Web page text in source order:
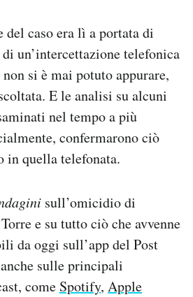
del caso era lì a portata di
un’intercettazione telefonica
si è mai potuto appurare,
E le analisi su alcuni
nel tempo a più
confermarono ciò
in quella telefonata.
sull’omicidio di
e su tutto ciò che avvenne
da oggi sull’app del Post
sulle principali
come Spotify, Apple